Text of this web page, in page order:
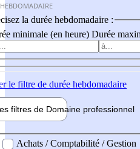
la durée hebdomadaire :
minimale (en heure) Durée
le filtre de durée hebdomadaire
filtres de Domaine professionnel
professionel
Achats / Comptabilité / Gestion